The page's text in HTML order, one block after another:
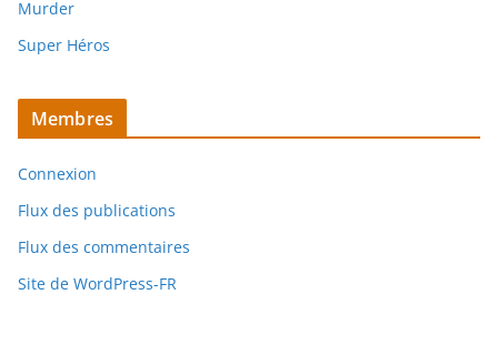
Murder
Super Héros
Membres
Connexion
Flux des publications
Flux des commentaires
Site de WordPress-FR